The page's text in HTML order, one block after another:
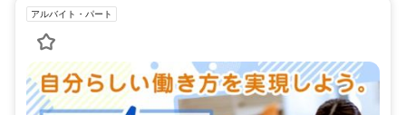
アルバイト・パート